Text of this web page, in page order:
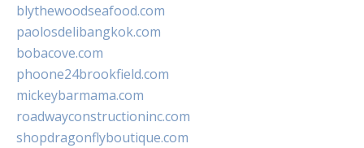
blythewoodseafood.com
paolosdelibangkok.com
bobacove.com
phoone24brookfield.com
mickeybarmama.com
roadwayconstructioninc.com
shopdragonflyboutique.com